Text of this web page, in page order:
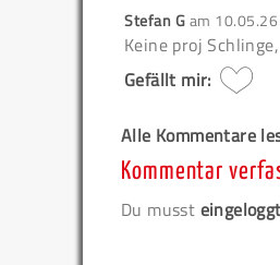
Stefan Gam 10.05.26
Keine proj
Gefällt mir:
Alle Kommentare
Kommentar
Du musst eingeloggt